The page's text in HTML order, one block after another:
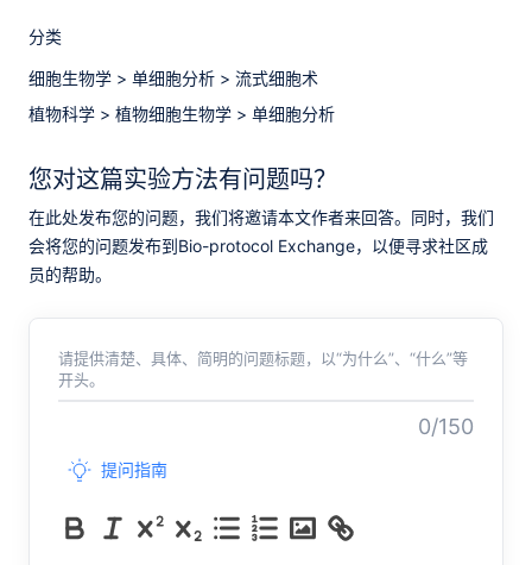
分类
细胞生物学 > 单细胞分析 > 流式细胞术
植物科学 > 植物细胞生物学 > 单细胞分析
您对这篇实验方法有问题吗？
在此处发布您的问题，我们将邀请本文作者来回答。同时，我们
会将您的问题发布到Bio-protocol Exchange，以便寻求社区成
员的帮助。
请提供清楚、具体、简明的问题标题，以“为什么”、“什么”等
开头。
0/150
提问指南